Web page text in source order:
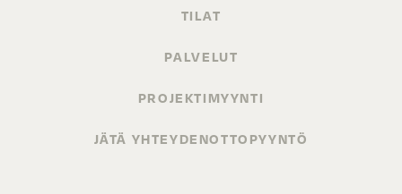
TILAT
PALVELUT
PROJEKTIMYYNTI
JÄTÄ YHTEYDENOTTOPYYNTÖ